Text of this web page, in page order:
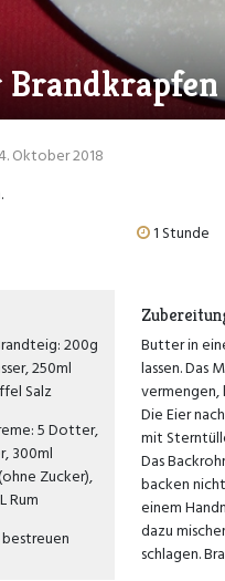
Oktober 2018
1 Stunde
200g
250ml
Salz
5 Dotter,
300ml
Zucker),
Rum
Butter in
lassen. Das
vermengen,
Die Eier
mit
Das
backen
einem
dazu
schlagen.